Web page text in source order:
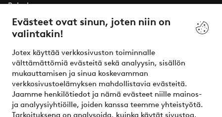
Evästeet ovat sinun, joten niin on
valintakin!
Jotex käyttää verkkosivuston toiminnalle
välttämättömiä evästeitä sekä analyysin, sisällön
mukauttamisen ja sinua koskevamman
verkkosivustoelämyksen mahdollistavia evästeitä.
Jaamme henkilötiedot ja nämä evästeet niille mainos-
ja analyysiyhtiöille, joiden kanssa teemme yhteistyötä.
Tarkoituksena on analysoida, kuinka käytät sivustoa,
Palvelumme
Ehdot
Ystävät
Turvalliset maksut – maksa nyt tai erissä